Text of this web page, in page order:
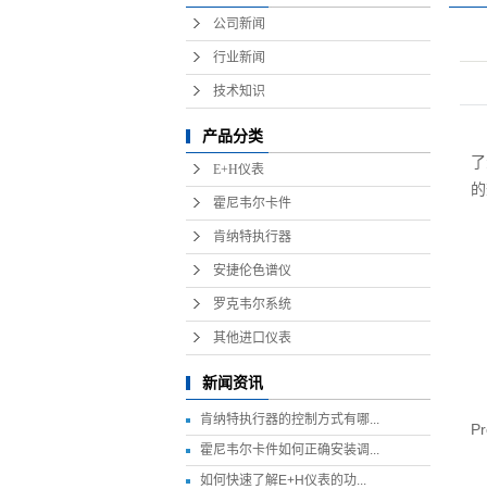
公司新闻
行业新闻
技术知识
产品分类
E+H仪表
霍尼韦尔卡件
肯纳特执行器
安捷伦色谱仪
罗克韦尔系统
其他进口仪表
新闻资讯
肯纳特执行器的控制方式有哪...
霍尼韦尔卡件如何正确安装调...
如何快速了解E+H仪表的功...